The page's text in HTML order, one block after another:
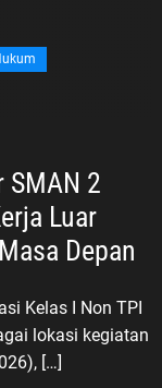
SMAN 2
Luar
Kelas I Non TPI
lokasi kegiatan
[…]